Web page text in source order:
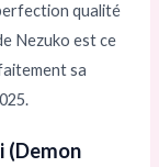
qualité
Nezuko est ce
sa
(Demon